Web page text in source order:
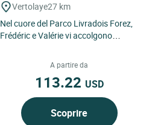
Vertolaye27 km
Nel cuore del Parco Livradois Forez,
Frédéric e Valérie vi accolgono
A partire da
113.22 USD
Scoprire